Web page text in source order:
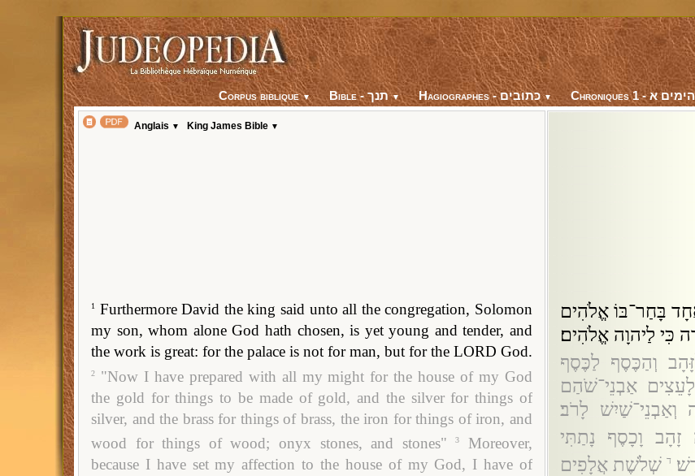
Corpus biblique▼ Bible - תנך▼ Hagiographes - כתובים▼
Anglais ▼ King James Bible ▼
1
Furthermore David the king said unto all the congregation, Solomon
my son, whom alone God hath chosen, is yet young and tender, and
the work is great: for the palace is not for man, but for the LORD God.
2
"Now I have prepared with all my might for the house of my God
the gold for things to be made of gold, and the silver for things of
silver, and the brass for things of brass, the iron for things of iron, and
wood for things of wood; onyx stones, and stones"
3
Moreover,
because I have set my affection to the house of my God, I have of
בָּחַר־בּוֹ אֱלֹהִים
כִּי לַיהוָה אֱלֹהִים׃
וְהַכֶּסֶף לַכֶּסֶף
אַבְנֵי־שֹׁהַם
וְאַבְנֵי־שַׁיִשׁ לָרֹב׃
זָהָב וָכָסֶף נָתַתִּי
ד שְׁלֹשֶׁת אֲלָפִים